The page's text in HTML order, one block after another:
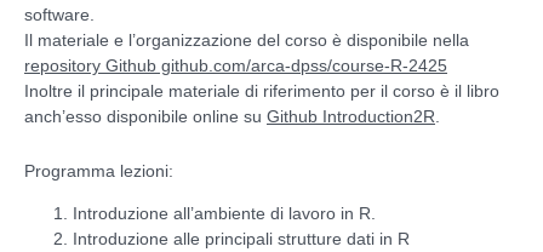
software.
Il materiale e l’organizzazione del corso è disponibile nella
repository Github github.com/arca-dpss/course-R-2425
Inoltre il principale materiale di riferimento per il corso è il libro
anch’esso disponibile online su Github Introduction2R
Programma lezioni:
Introduzione all’ambiente di lavoro in R.
Introduzione alle principali strutture dati in R